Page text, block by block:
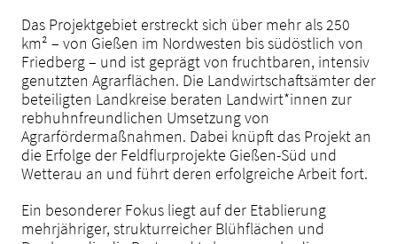
Das Projektgebiet erstreckt sich über mehr als 250
km² – von Gießen im Nordwesten bis südöstlich von
Friedberg – und ist geprägt von fruchtbaren, intensiv
genutzten Agrarflächen. Die Landwirtschaftsämter der
beteiligten Landkreise beraten Landwirt*innen zur
rebhuhnfreundlichen Umsetzung von
Agrarfördermaßnahmen. Dabei knüpft das Projekt an
die Erfolge der Feldflurprojekte Gießen-Süd und
Wetterau an und führt deren erfolgreiche Arbeit fort.
Ein besonderer Fokus liegt auf der Etablierung
mehrjähriger, strukturreicher Blühflächen und